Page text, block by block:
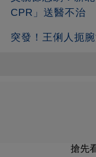
CPR」送醫不治
突發！王俐人扼
搶先